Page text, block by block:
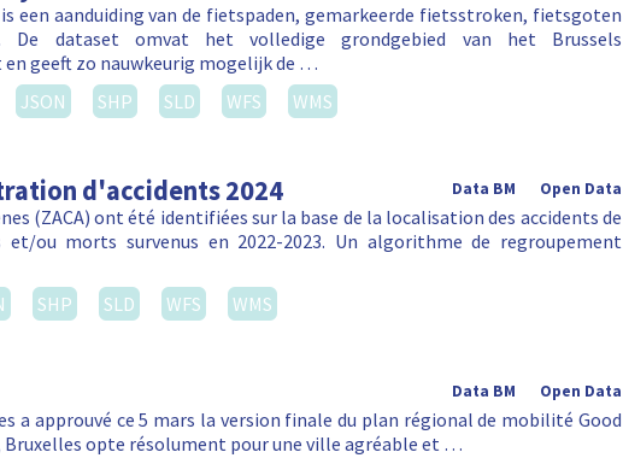
een aanduiding van de fietspaden, gemarkeerde fietsstroken, fietsgoten
De dataset omvat het volledige grondgebied van het Brussels
geeft zo nauwkeurig mogelijk de …
JSON SHP SLD WFS WMS
d'accidents 2024 Open Data
Data BM
(ZACA) ont été identifiées sur la base de la localisation des accidents de
et/ou morts survenus en 2022-2023. Un algorithme de regroupement
SHP SLD WFS WMS
Open Data
Data BM
a approuvé ce 5 mars la version finale du plan régional de mobilité Good
Bruxelles opte résolument pour une ville agréable et …